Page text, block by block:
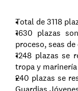
Total de 3118
1630 plazas
proceso, seas
1248 plazas se
tropa y
240 plazas se